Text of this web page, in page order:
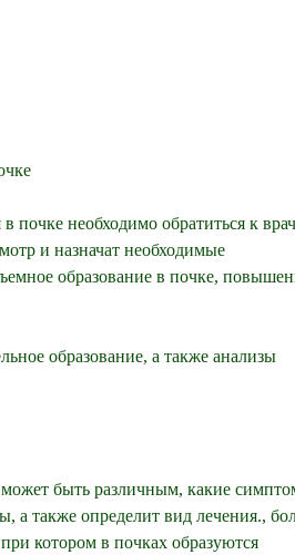
почке необходимо обратиться к
и назначат необходимые
образование в почке,
образование, а также анализы
быть различным, какие
а также определит вид лечения.,
котором в почках образуются